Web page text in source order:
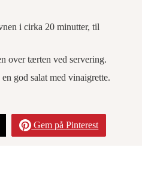
i cirka 20 minutter, til
over tærten ved servering.
god salat med vinaigrette.
Gem på Pinterest